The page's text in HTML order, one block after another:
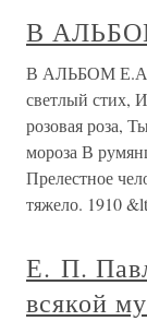
В
В АЛЬБОМ
светлый стих,
розовая роза,
мороза В
Прелестное
тяжело. 1910
Е. П.
всякой